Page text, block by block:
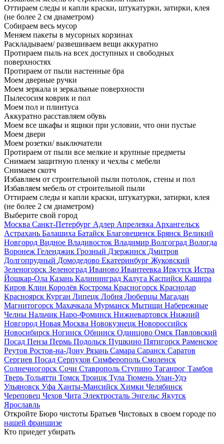
Оттираем следы и капли краски, штукатурки, затирки, клея
(не более 2 см диаметром)
Собираем весь мусор
Меняем пакеты в мусорных корзинах
Раскладываем/ развешиваем вещи аккуратно
Протираем пыль на всех доступных и свободных
поверхностях
Протираем от пыли настенные бра
Моем дверные ручки
Моем зеркала и зеркальные поверхности
Пылесосим коврик и пол
Моем пол и плинтуса
Аккуратно расставляем обувь
Моем все шкафы и ящики при условии, что они пустые
Моем двери
Моем розетки/ выключатели
Протираем от пыли все мелкие и крупные предметы
Снимаем защитную пленку и чехлы с мебели
Снимаем скотч
Избавляем от строительной пыли потолок, стены и пол
Избавляем мебель от строительной пыли
Оттираем следы и капли краски, штукатурки, затирки, клея
(не более 2 см диаметром)
Выберите свой город
Москва Санкт-Петербург Адлер Апрелевка Архангельск
Астрахань Балашиха Батайск Благовещенск Брянск Великий
Новгород Видное Владивосток Владимир Волгоград Вологда
Воронеж Геленджик Грозный Дзержинск Дмитров
Долгопрудный Домодедово Екатеринбург Жуковский
Зеленогорск Зеленоград Иваново Ивантеевка Иркутск Истра
Йошкар-Ола Казань Калининград Калуга Каспийск Кашира
Киров Клин Королёв Кострома Красногорск Краснодар
Красноярск Курган Липецк Лобня Люберцы Магадан
Магнитогорск Махачкала Мурманск Мытищи Набережные
Челны Нальчик Наро-Фоминск Нижневартовск Нижний
Новгород Новая Москва Новокузнецк Новороссийск
Новосибирск Ногинск Обнинск Одинцово Омск Павловский
Посад Пенза Пермь Подольск Пушкино Пятигорск Раменское
Реутов Ростов-на-Дону Рязань Самара Саранск Саратов
Сергиев Посад Серпухов Симферополь Смоленск
Солнечногорск Сочи Ставрополь Ступино Таганрог Тамбов
Тверь Тольятти Томск Троицк Тула Тюмень Улан-Удэ
Ульяновск Уфа Ханты-Мансийск Химки Челябинск
Череповец Чехов Чита Электросталь Энгельс Якутск
Ярославль
Откройте Бюро чистоты Братьев Чистовых в своем городе по
нашей франшизе
Кто приедет убирать